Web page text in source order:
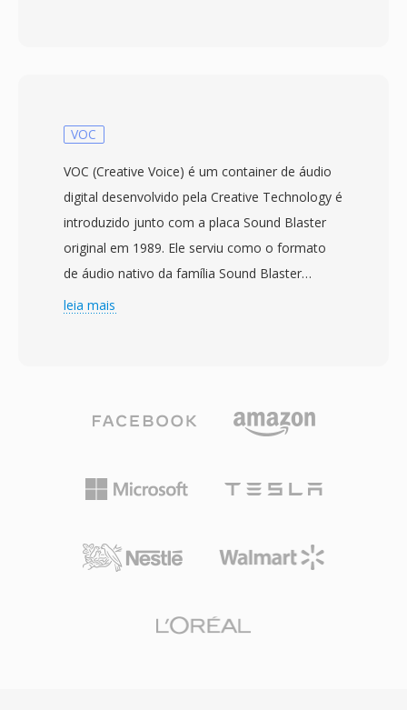
complexidade mínima de decodificação — os
processadores embarcados com memória
limitada, então o formato evita estagios de
transformação ou análise complexa de fluxo
de bits. Os toques são geralmente
gerenciamento web ou de um servidor de
telefones de uma só vez. Embora o GSRT
ocupe um nicho restrito na telefonia VoIP
que ferramentas de conversão podem mapear
mínimo. Às principais vantagens incluem
confiabilidade sólida de reprodução em
da leitura do arquivo até a saída no alto-falante
VOC
VOC (Creative Voice) é um container de áudio
digital desenvolvido pela Creative Technology é
introduzido junto com a placa Sound Blaster
original em 1989. Ele serviu como o formato
de áudio nativo da família Sound Blaster
durante a era DOS, quando o hardware da
ADPCM Creative de 4 bits é 2,6 bits, PCM
em A-law é mu-law. Essa estrutura de blocos
também suporta intervalos de silencio, loops
aos desenvolvedores de jogos controle
de hardware — às placas Sound Blaster
leia mais